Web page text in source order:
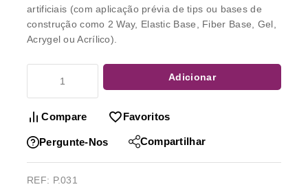
artificiais (com aplicação prévia de tips ou bases de
construção como 2 Way, Elastic Base, Fiber Base, Gel,
Acrygel ou Acrílico).
Adicionar
Compare Favoritos
Pergunte-Nos Compartilhar
REF: P.031